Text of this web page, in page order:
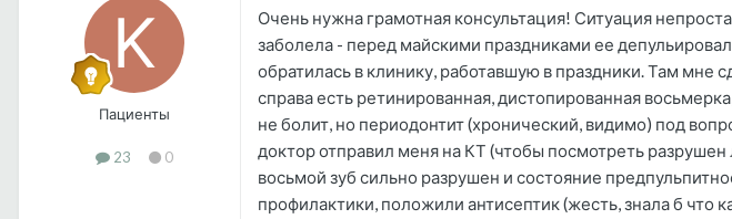
Пациенты
23 0
Очень нужна грамотная консультация! Ситуация
заболела - перед майскими праздниками ее
обратилась в клинику, работавшую в праздники. Там
справа есть ретинированная, дистопированная
не болит, но периодонтит (хронический, видимо) под
доктор отправил меня на КТ (чтобы посмотреть
восьмой зуб сильно разрушен и состояние
профилактики, положили антисептик (жесть, знала б что